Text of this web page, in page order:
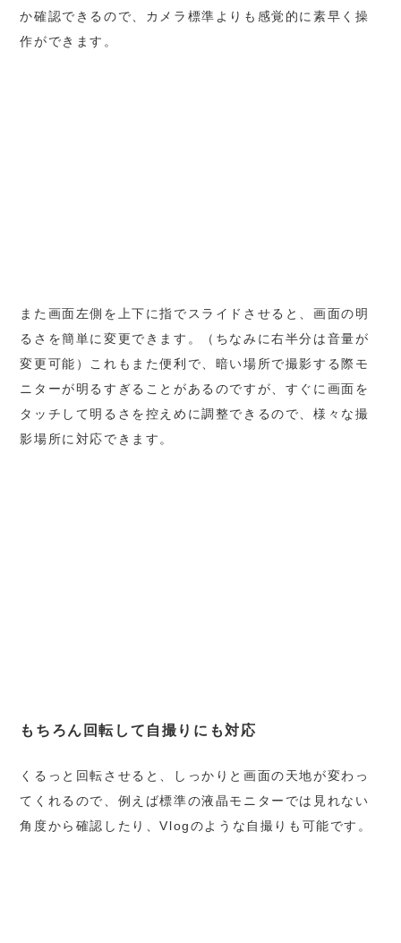
か確認できるので、カメラ標準よりも感覚的に素早く操
作ができます。
また画面左側を上下に指でスライドさせると、画面の明
るさを簡単に変更できます。（ちなみに右半分は音量が
変更可能）これもまた便利で、暗い場所で撮影する際モ
ニターが明るすぎることがあるのですが、すぐに画面を
タッチして明るさを控えめに調整できるので、様々な撮
影場所に対応できます。
もちろん回転して自撮りにも対応
くるっと回転させると、しっかりと画面の天地が変わっ
てくれるので、例えば標準の液晶モニターでは見れない
角度から確認したり、Vlogのような自撮りも可能です。